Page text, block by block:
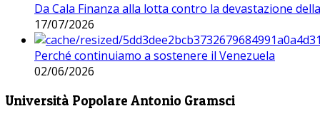
Da Cala Finanza alla lotta contro la devastazione
17/07/2026
Perché continuiamo a sostenere il Venezuela
02/06/2026
Università Popolare Antonio Gramsci